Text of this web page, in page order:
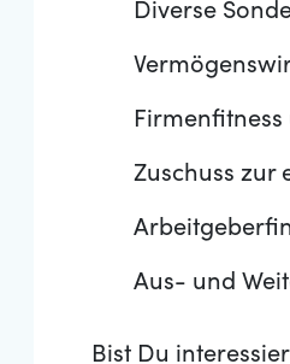
Diverse
Firmenfitness
Zuschuss zur
Aus- und
Bist Du